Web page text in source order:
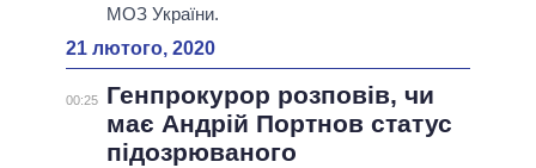
МОЗ України.
21 лютого, 2020
00:25
Генпрокурор розповів, чи
має Андрій Портнов статус
підозрюваного